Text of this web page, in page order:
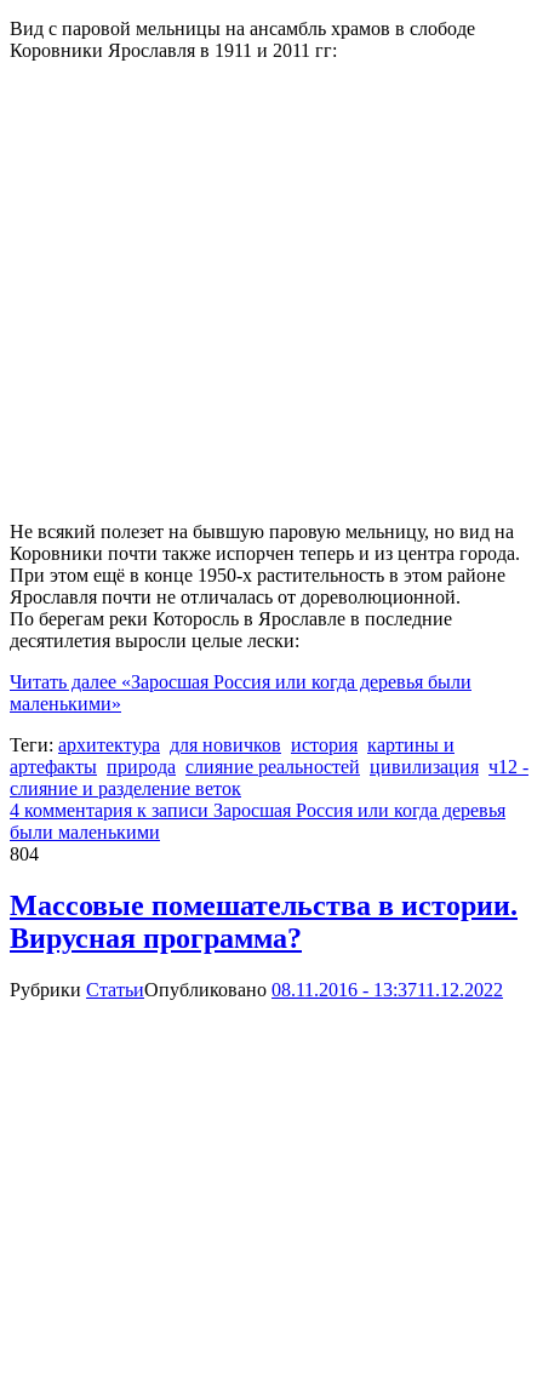
Вид с паровой мельницы на ансамбль храмов в слободе
Коровники Ярославля в 1911 и 2011 гг:
Не всякий полезет на бывшую паровую мельницу, но вид на
Коровники почти также испорчен теперь и из центра города.
При этом ещё в конце 1950-х растительность в этом районе
Ярославля почти не отличалась от дореволюционной.
По берегам реки Которосль в Ярославле в последние
десятилетия выросли целые лески:
Читать далее «Заросшая Россия или когда деревья были
маленькими»
Теги: архитектура для новичков история картины и
артефакты природа слияние реальностей цивилизация ч12 -
слияние и разделение веток
4 комментария к записи Заросшая Россия или когда деревья
были маленькими
804
Массовые помешательства в истории.
Вирусная программа?
Рубрики СтатьиОпубликовано 08.11.2016 - 13:3711.12.2022